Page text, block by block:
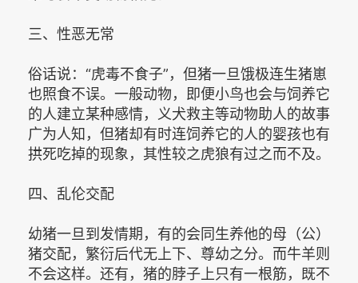
三、性恶无常
俗话说：“虎毒不食子”，但猪一旦饿极连生猪崽
也照食不误。一般动物，即便小鸟也会与饲养它
的人建立某种感情，义犬救主等动物助人的故事
广为人知，但猪却有时连饲养它的人的婴孩也有
拱死吃掉的现象，其性较之虎狼有过之而不及。
四、乱伦交配
幼猪一旦到发情期，有的会同生养他的母（公）
猪交配，繁衍后代无上下、尊幼之分。而牛羊则
不会这样。还有，猪的脖子上只有一根筋，既不